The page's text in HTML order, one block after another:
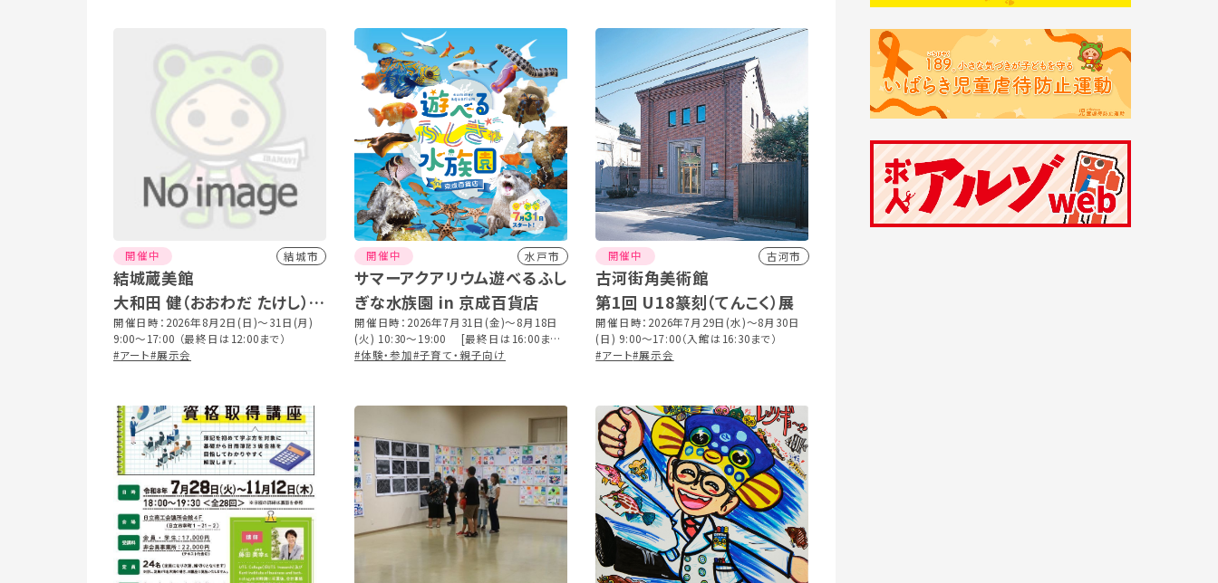
開催中 結城市
結城蔵美館
大和田 健（おおわだ たけし）写
真展 ～ 一期一会 ～
開催日時：2026年8月2日(日)～31日(月)
9:00～17:00 （最終日は12:00まで）
#アート#展示会
開催中 水戸市
サマーアクアリウム遊べるふし
ぎな水族園 in 京成百貨店
開催日時：2026年7月31日(金)～8月18日
(火) 10:30～19:00 [最終日は16:00まで]
※入場はそれぞれ閉場の30分前まで
#体験・参加#子育て・親子向け
開催中 古河市
古河街角美術館
第1回 U18篆刻（てんこく）展
開催日時：2026年7月29日(水)～8月30日
(日) 9:00～17:00（入館は16:30まで）
#アート#展示会